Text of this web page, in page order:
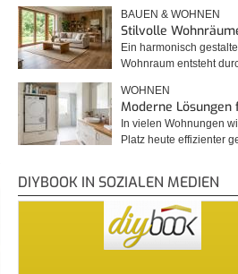
BAUEN & WOHNEN
Stilvolle
Ein harmonisch
Wohnraum entsteht
WOHNEN
Moderne
In vielen Wohnungen
Platz heute effizienter
DIYBOOK IN SOZIALEN MEDIEN